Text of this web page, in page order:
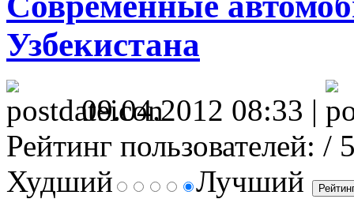
Узбекистана
09.04.2012 08:33 |
Рейтинг пользователей: /
Худший
Лучший